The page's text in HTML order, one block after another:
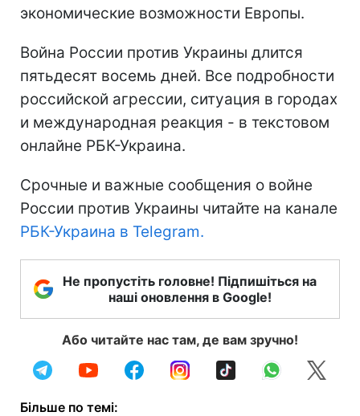
экономические возможности Европы.
Война России против Украины длится
пятьдесят восемь дней. Все подробности
российской агрессии, ситуация в городах
и международная реакция - в текстовом
онлайне РБК-Украина.
Срочные и важные сообщения о войне
России против Украины читайте на канале
РБК-Украина в Telegram.
Не пропустіть головне! Підпишіться на
наші оновлення в Google!
Або читайте нас там, де вам зручно!
Більше по темі: